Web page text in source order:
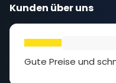
Kunden über uns
Gute Preise und